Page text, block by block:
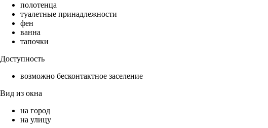
полотенца
туалетные принадлежности
фен
ванна
тапочки
Доступность
возможно бесконтактное заселение
Вид из окна
на город
на улицу